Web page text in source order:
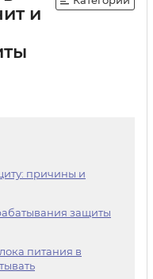
и
причины и
защиты
питания в